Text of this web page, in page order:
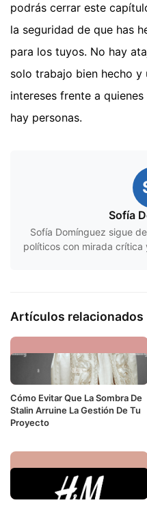
podrás cerrar este
la seguridad de que has
para los tuyos. No hay
solo trabajo bien hecho y
intereses frente a
hay personas.
Sofía
Sofía Domínguez sigue
políticos con mirada
Artículos relacionados
Cómo Evitar Que La Sombra De
Stalin Arruine La Gestión De Tu
Proyecto